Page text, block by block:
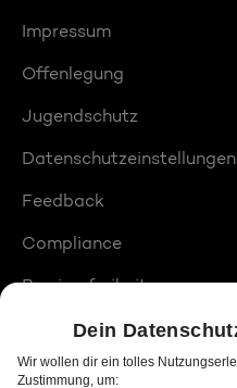
Impressum
Offenlegung
Jugendschutz
Datenschutzeinstellungen
Feedback
Compliance
Barrierefreiheit
Produktplatzierungen